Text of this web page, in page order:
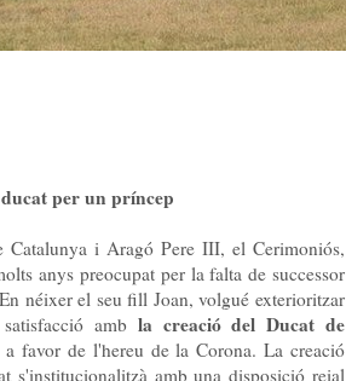
per un príncep
Catalunya i Aragó Pere III, el Cerimoniós,
anys preocupat per la falta de successor
néixer el seu fill Joan, volgué exterioritzar
amb la creació del Ducat de
a favor de l'hereu de la Corona. La creació
s'institucionalitzà amb una disposició reial